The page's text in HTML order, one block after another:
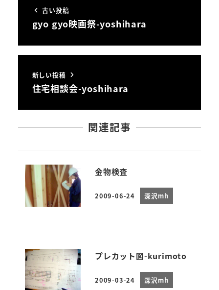
古い投稿
gyo gyo映画祭-yoshihara
新しい投稿
住宅相談会-yoshihara
関連記事
金物検査
投稿日
2009-06-24 深沢mh
プレカット図-kurimoto
投稿日
2009-03-24 深沢mh